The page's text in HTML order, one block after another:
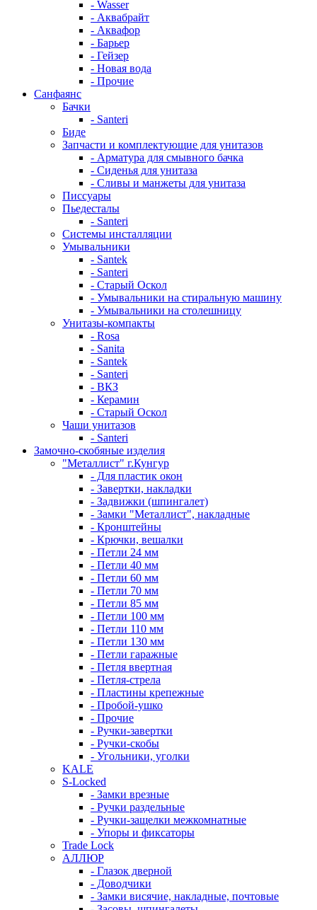
- Wasser
- Аквабрайт
- Аквафор
- Барьер
- Гейзер
- Новая вода
- Прочие
Санфаянс
Бачки
- Santeri
Биде
Запчасти и комплектующие для унитазов
- Арматура для смывного бачка
- Сиденья для унитаза
- Сливы и манжеты для унитаза
Писсуары
Пьедесталы
- Santeri
Системы инсталляции
Умывальники
- Santek
- Santeri
- Старый Оскол
- Умывальники на стиральную машину
- Умывальники на столешницу
Унитазы-компакты
- Rosa
- Sanita
- Santek
- Santeri
- ВКЗ
- Керамин
- Старый Оскол
Чаши унитазов
- Santeri
Замочно-скобяные изделия
"Металлист" г.Кунгур
- Для пластик окон
- Завертки, накладки
- Задвижки (шпингалет)
- Замки "Металлист", накладные
- Кронштейны
- Крючки, вешалки
- Петли 24 мм
- Петли 40 мм
- Петли 60 мм
- Петли 70 мм
- Петли 85 мм
- Петли 100 мм
- Петли 110 мм
- Петли 130 мм
- Петли гаражные
- Петля ввертная
- Петля-стрела
- Пластины крепежные
- Пробой-ушко
- Прочие
- Ручки-завертки
- Ручки-скобы
- Угольники, уголки
KALE
S-Locked
- Замки врезные
- Ручки раздельные
- Ручки-защелки межкомнатные
- Упоры и фиксаторы
Trade Lock
АЛЛЮР
- Глазок дверной
- Доводчики
- Замки висячие, накладные, почтовые